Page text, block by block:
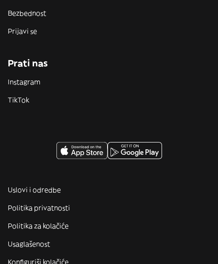
Bezbednost
Prijavi se
Prati nas
Instagram
TikTok
Uslovi i odredbe
Politika privatnosti
Politika za kolačiće
Usaglašenost
Konfiguriši kolačiće